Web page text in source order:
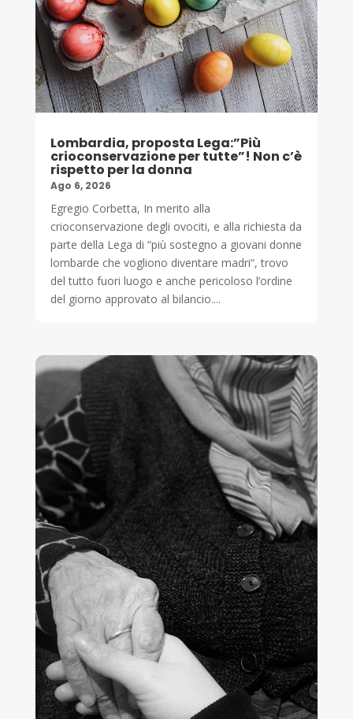
Lombardia, proposta Lega:”Più
crioconservazione per tutte”! Non c’è
rispetto per la donna
Ago 6, 2026
Egregio Corbetta, In merito alla
crioconservazione degli ovociti, e alla richiesta da
parte della Lega di “più sostegno a giovani donne
lombarde che vogliono diventare madri“, trovo
del tutto fuori luogo e anche pericoloso l’ordine
del giorno approvato al bilancio....